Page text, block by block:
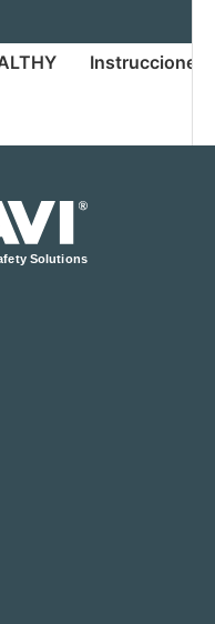
Instrucciones